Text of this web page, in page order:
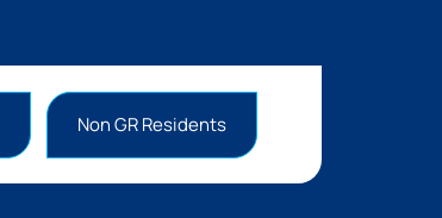
Non GR Residents